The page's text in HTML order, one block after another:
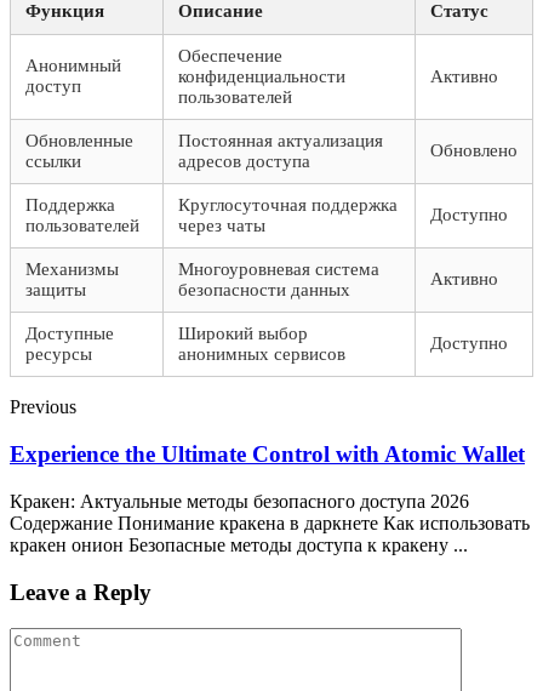
Функция Описание Статус
Анонимный
доступ
Обеспечение
конфиденциальности
пользователей
Активно
Обновленные
ссылки
Постоянная актуализация
адресов доступа
Обновлено
Поддержка
пользователей
Круглосуточная поддержка
через чаты
Доступно
Механизмы
защиты
Многоуровневая система
безопасности данных
Активно
Доступные
ресурсы
Широкий выбор
анонимных сервисов
Доступно
Previous
Experience the Ultimate Control with Atomic Wallet
Кракен: Актуальные методы безопасного доступа 2026
Содержание Понимание кракена в даркнете Как использовать
кракен онион Безопасные методы доступа к кракену ...
Leave a Reply